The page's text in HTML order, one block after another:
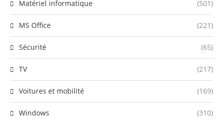
Matériel informatique (501)
MS Office (221)
Sécurité (65)
TV (217)
Voitures et mobilité (169)
Windows (310)